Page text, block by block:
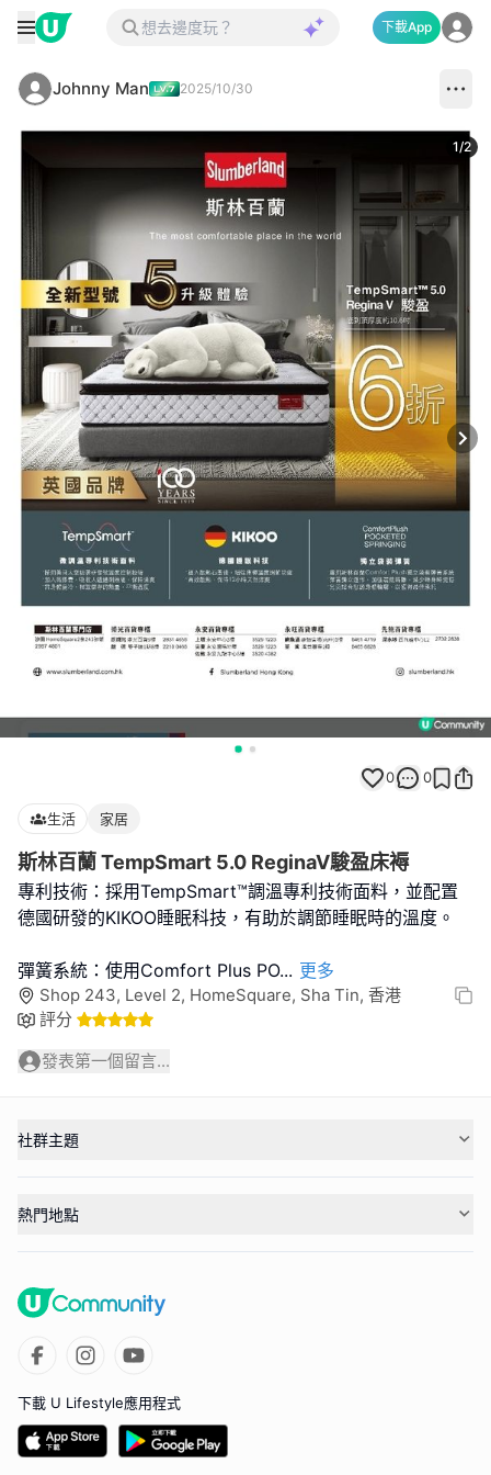
下載App
Johnny Man 2025/10/30
1/2
0 0
生活 家居
斯林百蘭 TempSmart 5.0 ReginaV駿盈床褥
專利技術：採用TempSmart™調溫專利技術面料，並配置
德國研發的KIKOO睡眠科技，有助於調節睡眠時的溫度。
彈簧系統：使用Comfort Plus PO... 更多
Shop 243, Level 2, HomeSquare, Sha Tin, 香港
評分
發表第一個留言...
社群主題
熱門地點
下載 U Lifestyle應用程式